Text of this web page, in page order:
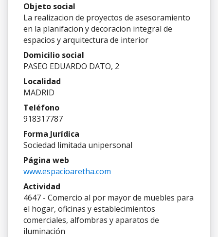
Objeto social
La realizacion de proyectos de asesoramiento
en la planifacion y decoracion integral de
espacios y arquitectura de interior
Domicilio social
PASEO EDUARDO DATO, 2
Localidad
MADRID
Teléfono
918317787
Forma Jurídica
Sociedad limitada unipersonal
Página web
www.espacioaretha.com
Actividad
4647 - Comercio al por mayor de muebles para
el hogar, oficinas y establecimientos
comerciales, alfombras y aparatos de
iluminación